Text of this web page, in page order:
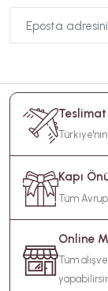
Kapı
Tüm
Online
Tüm